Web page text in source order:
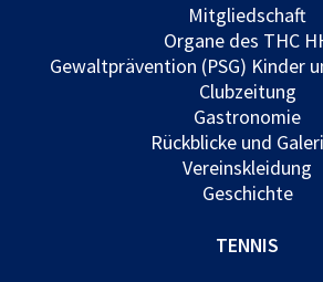
Mitgliedschaft
Organe des THC
Gewaltprävention (PSG) Kinder
Clubzeitung
Gastronomie
Rückblicke und
Vereinskleidung
Geschichte
TENNIS